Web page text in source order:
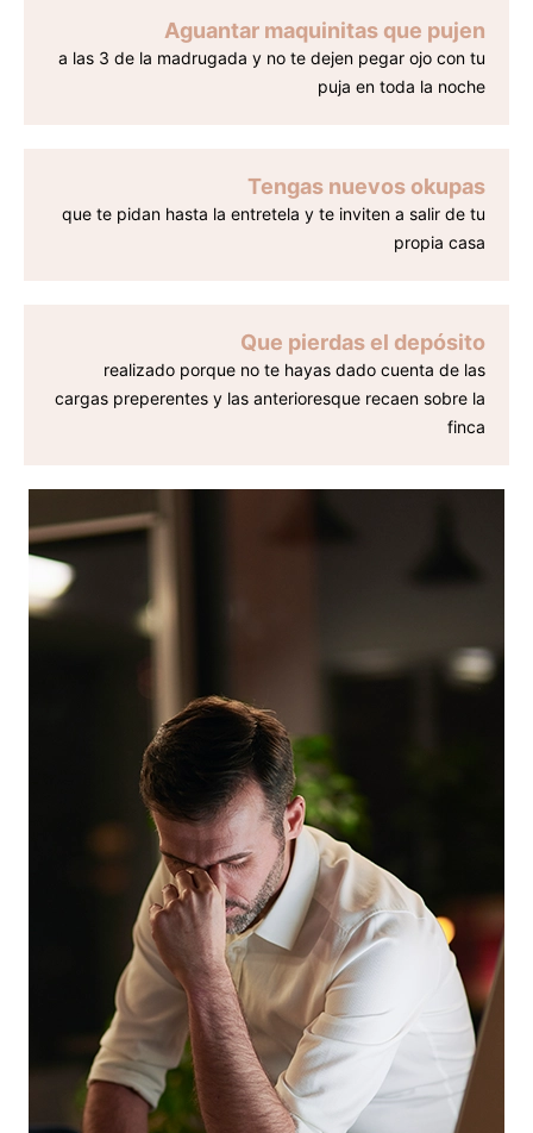
Aguantar maquinitas que pujen
a las 3 de la madrugada y no te dejen pegar ojo con tu
puja en toda la noche
Tengas nuevos okupas
que te pidan hasta la entretela y te inviten a salir de tu
propia casa
Que pierdas el depósito
realizado porque no te hayas dado cuenta de las
cargas preperentes y las anterioresque recaen sobre la
finca